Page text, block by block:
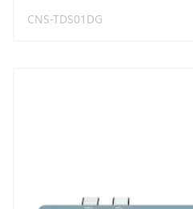
CNS-TDS01DG